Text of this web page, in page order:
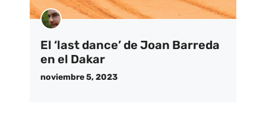
El ‘last dance’ de Joan Barreda
en el Dakar
noviembre 5, 2023